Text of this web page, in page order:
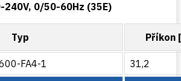
0/50-60Hz (35E)
Typ Příkon
FA4-1
31,2